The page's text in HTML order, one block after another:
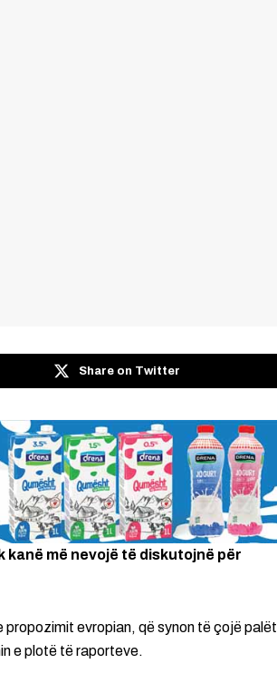
Share on Twitter
kanë më nevojë të diskutojnë për
propozimit evropian, që synon të çojë palët
e plotë të raporteve.